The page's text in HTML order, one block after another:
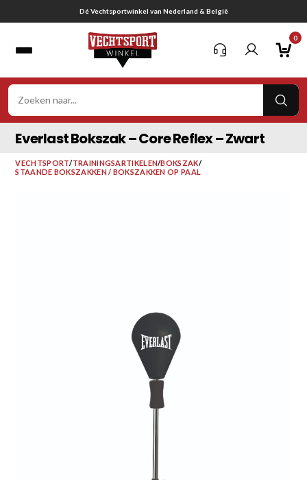
naar
Gratis verzending vanaf € 75,-
0
Everlast Bokszak – Core Reflex – Zwart
VECHTSPORT/TRAININGSARTIKELEN/BOKSZAK/
STAANDE BOKSZAKKEN / BOKSZAKKEN OP PAAL